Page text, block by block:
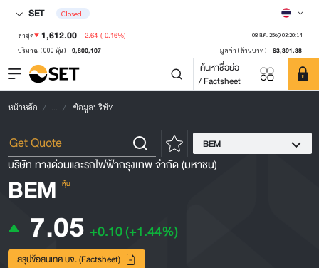
SET Closed
ล่าสุด 1,612.00 -2.64 (-0.16%) 08 ส.ค. 2569 03:20:14
ปริมาณ ('000 หุ้น) 9,800,107 มูลค่า (ล้านบาท) 63,391.38
ค้นหาชื่อย่อ
/ Factsheet
หน้าหลัก ... ข้อมูลบริษัท
BEM
บริษัท ทางด่วนและรถไฟฟ้ากรุงเทพ จำกัด (มหาชน)
BEM หุ้น
7.05 +0.10(+1.44%)
สรุปข้อสนเทศ บจ. (Factsheet)